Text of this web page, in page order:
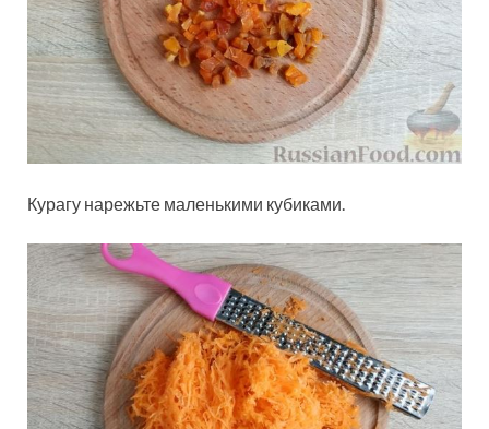
Курагу нарежьте маленькими кубиками.